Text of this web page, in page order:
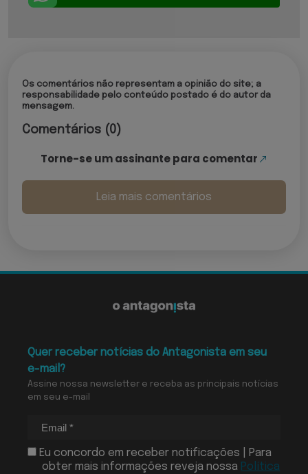
Os comentários não representam a opinião do site; a
responsabilidade pelo conteúdo postado é do autor da
mensagem.
Comentários (0)
Torne-se um assinante para comentar
Leia mais comentários
Quer receber notícias do Antagonista em seu
e-mail?
Assine nossa newsletter e receba as principais notícias
em seu e-mail
Eu concordo em receber notificações | Para
obter mais informações reveja nossa Política